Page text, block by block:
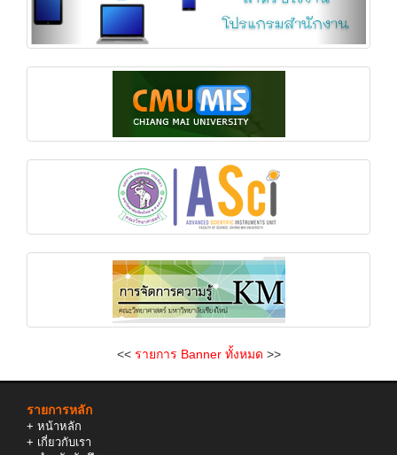
<< รายการ Banner ทั้งหมด >>
รายการหลัก
+ หน้าหลัก
+ เกี่ยวกับเรา